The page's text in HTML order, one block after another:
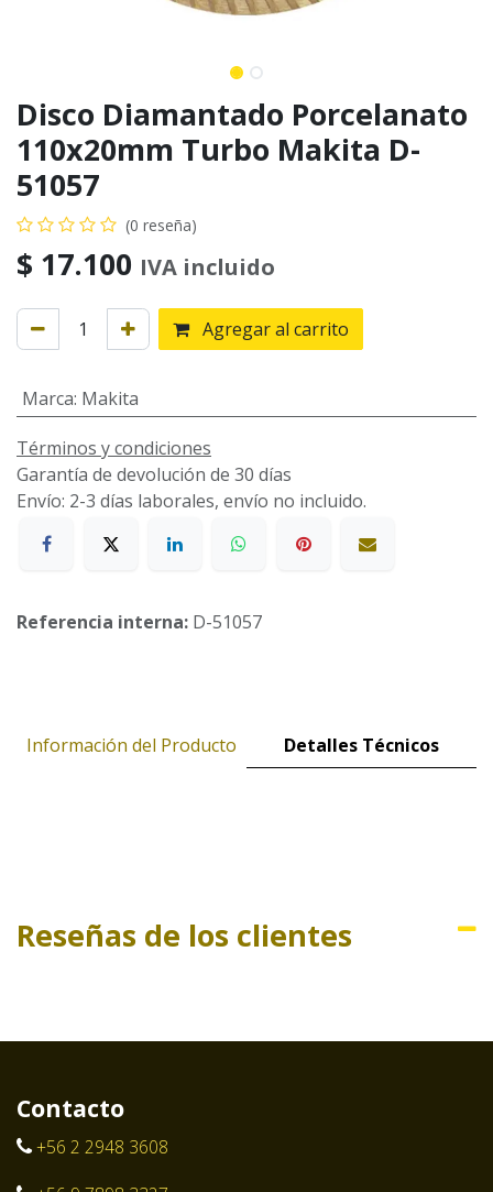
Disco Diamantado Porcelanato
110x20mm Turbo Makita D-
51057
(0 reseña)
$ 17.100 IVA incluido
Agregar al carrito
Marca: Makita
Términos y condiciones
Garantía de devolución de 30 días
Envío: 2-3 días laborales, envío no incluido.
Referencia interna: D-51057
Información del Producto Detalles Técnicos
Reseñas de los clientes
Contacto
+56 2 2948 3608